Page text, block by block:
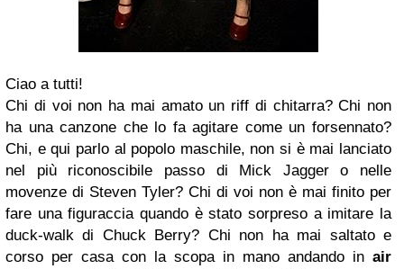
Ciao a tutti!
Chi di voi non ha mai amato un riff di chitarra? Chi non
ha una canzone che lo fa agitare come un forsennato?
Chi, e qui parlo al popolo maschile, non si è mai lanciato
nel più riconoscibile passo di Mick Jagger o nelle
movenze di Steven Tyler? Chi di voi non è mai finito per
fare una figuraccia quando è stato sorpreso a imitare la
duck-walk di Chuck Berry? Chi non ha mai saltato e
corso per casa con la scopa in mano andando in air